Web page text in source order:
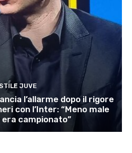
JUVE
l’allarme dopo il rigore
con l’Inter: “Meno male
era campionato”